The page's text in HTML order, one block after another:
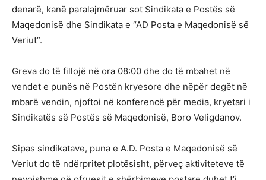
denarë, kanë paralajmëruar sot Sindikata e Postës së
Maqedonisë dhe Sindikata e “AD Posta e Maqedonisë së
Veriut”.
Greva do të fillojë në ora 08:00 dhe do të mbahet në
vendet e punës në Postën kryesore dhe nëpër degët në
mbarë vendin, njoftoi në konferencë për media, kryetari i
Sindikatës së Postës së Maqedonisë, Boro Veligdanov.
Sipas sindikatave, puna e A.D. Posta e Maqedonisë së
Veriut do të ndërpritet plotësisht, përveç aktiviteteve të